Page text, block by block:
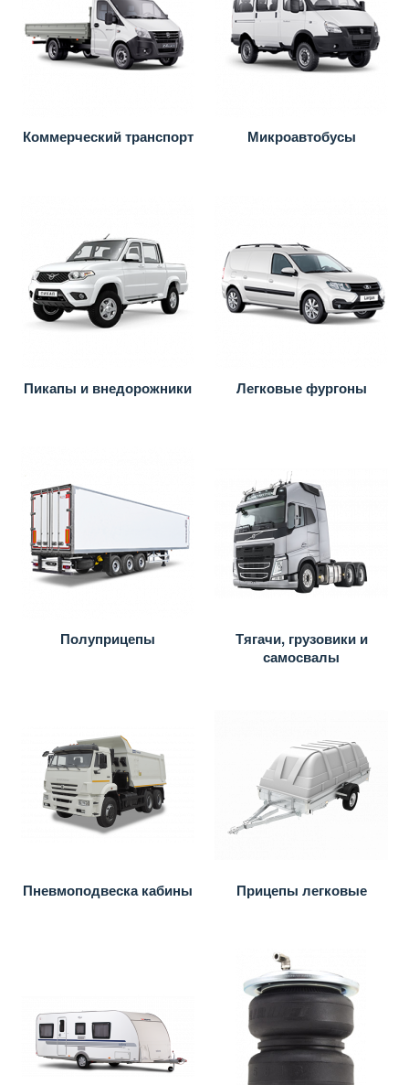
Коммерческий транспорт Микроавтобусы
Пикапы и внедорожники Легковые фургоны
Полуприцепы
Тягачи, грузовики и
самосвалы
Пневмоподвеска кабины Прицепы легковые